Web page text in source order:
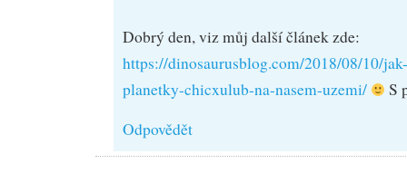
Dobrý den, viz můj další článek zde:
https://dinosaurusblog.com/2018/08/10/
planetky-chicxulub-na-nasem-uzemi/
S
Odpovědět